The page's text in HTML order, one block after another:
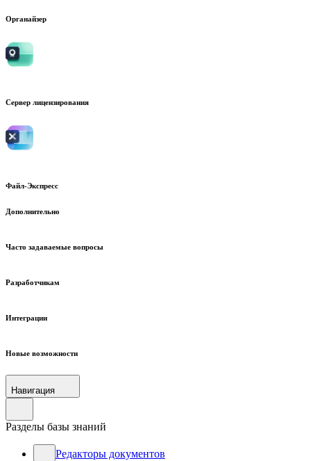
Органайзер
Сервер лицензирования
Файл-Экспресс
Дополнительно
Часто задаваемые вопросы
Разработчикам
Интеграции
Новые возможности
Навигация
Разделы базы знаний
Редакторы документов